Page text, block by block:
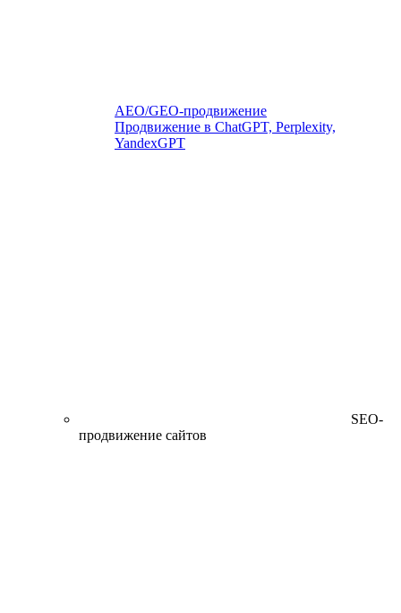
AEO/GEO-продвижение
Продвижение в ChatGPT, Perplexity,
YandexGPT
SEO-
продвижение сайтов